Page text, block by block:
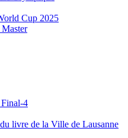
Cup 2025
4
livre de la Ville de Lausanne